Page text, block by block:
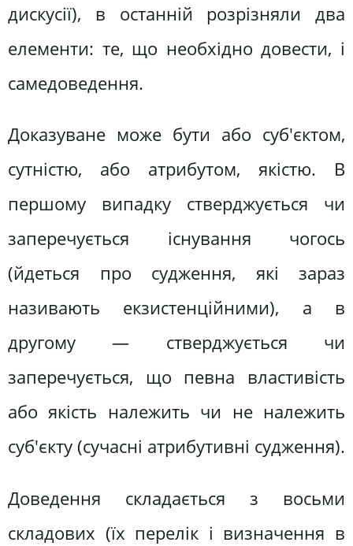
дискусії), в останній розрізняли два
елементи: те, що необхідно довести, і
самедоведення.
Доказуване може бути або суб'єктом,
сутністю, або атрибутом, якістю. В
першому випадку стверджується чи
заперечується існування чогось
(йдеться про судження, які зараз
називають екзистенційними), а в
другому — стверджується чи
заперечується, що певна властивість
або якість належить чи не належить
суб'єкту (сучасні атрибутивні судження).
Доведення складається з восьми
складових (їх перелік і визначення в